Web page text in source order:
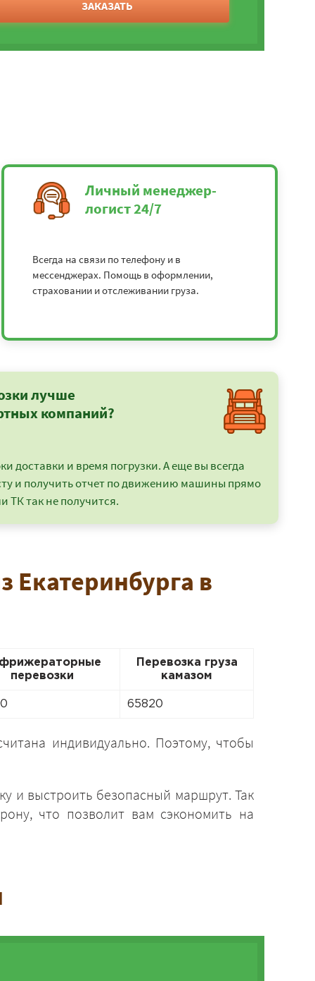
ЗАКАЗАТЬ
Личный менеджер-
логист 24/7
Всегда на связи по телефону и в
мессенджерах. Помощь в оформлении,
страховании и отслеживании груза.
лучше
компаний?
доставки и время погрузки. А еще вы всегда
и получить отчет по движению машины прямо
ТК так не получится.
Екатеринбурга в
перевозки
Перевозка груза
камазом
65820
индивидуально. Поэтому, чтобы
и выстроить безопасный маршрут. Так
что позволит вам сэкономить на